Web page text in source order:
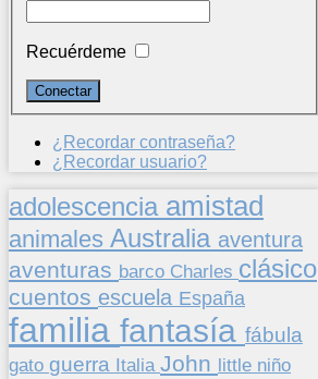
Recuérdeme
¿Recordar contraseña?
¿Recordar usuario?
adolescencia amistad
animales Australia aventura
aventuras barco Charles clásico
cuentos escuela España
familia fantasía fábula
gato guerra Italia John little niño